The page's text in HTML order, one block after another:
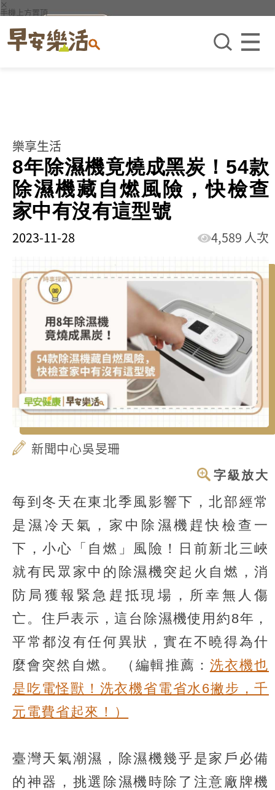
×
手機上方置頂
樂享生活
8年除濕機竟燒成黑炭！54款
除濕機藏自燃風險，快檢查
家中有沒有這型號
2023-11-28 4,589 人次
新聞中心吳旻珊
字級放大
每到冬天在東北季風影響下，北部經常
是濕冷天氣，家中除濕機趕快檢查一
下，小心「自燃」風險！日前新北三峽
就有民眾家中的除濕機突起火自燃，消
防局獲報緊急趕抵現場，所幸無人傷
亡。住戶表示，這台除濕機使用約8年，
平常都沒有任何異狀，實在不曉得為什
麼會突然自燃。
（編輯推薦： 洗衣機也
是吃電怪獸！洗衣機省電省水6撇步，千
元電費省起來！）
臺灣天氣潮濕，除濕機幾乎是家戶必備
的神器，挑選除濕機時除了注意廠牌機